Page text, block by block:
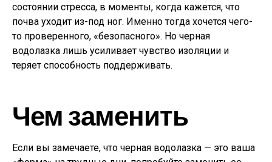
состоянии стресса, в моменты, когда кажется, что
почва уходит из-под ног. Именно тогда хочется чего-
то проверенного, «безопасного». Но черная
водолазка лишь усиливает чувство изоляции и
теряет способность поддерживать.
Чем заменить
Если вы замечаете, что черная водолазка — это ваша